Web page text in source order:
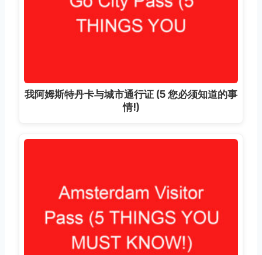
我阿姆斯特丹卡与城市通行证 (5 您必须知道的事
情!)